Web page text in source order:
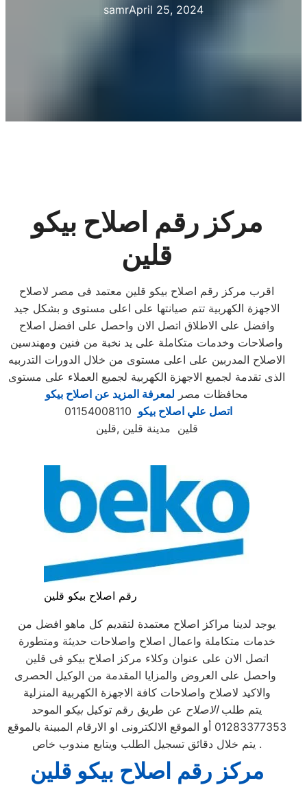
samrApril 25, 2024
مركز رقم اصلاح بيكو
قلين
اقرب مركز رقم اصلاح بيكو قلين معتمد فى مصر لاصلاح
الاجهزة الكهربية تتم صيانتها على اعلى مستوى و بشكل جيد
وافضل على الاطلاق اتصل الان واحصل على افضل اصلاح
واصلاحات وخدمات متكاملة على يد نخبة من فنين ومهندسين
الاصلاح المدربين على اعلى مستوى من خلال الدورات التدربيه
الذى تقدمة لجميع الاجهزة الكهربية لجميع العملاء على مستوى
محافظات مصر لمعرفة المزيد عن اصلاح بيكو
اتصل علي اصلاح بيكو
قلين مدينة قلين ,قلين
رقم اصلاح بيكو قلين
يوجد لدينا مراكز اصلاح معتمدة لتقديم كل ماهو افضل من
خدمات متكاملة واعمال اصلاح واصلاحات حديثة ومتطورة
اتصل الان على عنوان وكلاء مركز اصلاح بيكو فى قلين
واحصل على العروض والمزايا المقدمة من الوكيل الحصرى
والاكيد لاصلاح واصلاحات كافة الاجهزة الكهربية المنزلية
يتم طلبالاصلاح عن طريق رقم توكيل بيكو الموحد
01283377353 أو الموقع الالكترونى او الارقام المبينة بالموقع
. يتم خلال دقائق تسجيل الطلب ويتابع مندوب خاص
مركز رقم اصلاح بيكو قلين